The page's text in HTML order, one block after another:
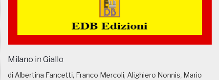
Milano in Giallo
di Albertina Fancetti, Franco Mercoli, Alighiero Nonnis, Mario